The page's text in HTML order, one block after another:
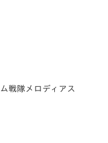
戦隊メロディアス